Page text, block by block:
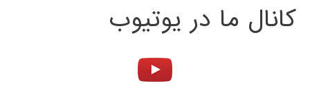
کانال ما در یوتیوب